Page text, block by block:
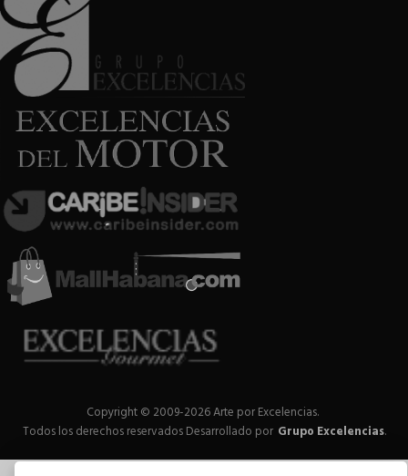
Copyright © 2009-2026 Arte por Excelencias.
Todos los derechos reservadosDesarrollado por Grupo Excelencias.